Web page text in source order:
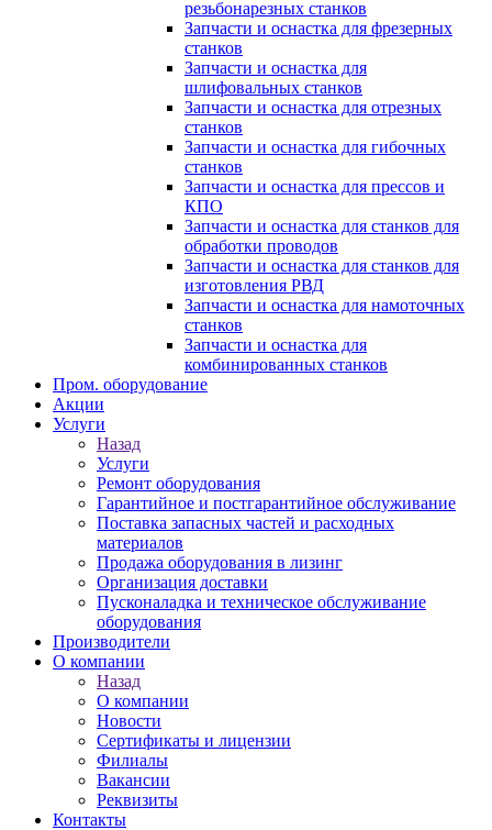
резьбонарезных станков
Запчасти и оснастка для фрезерных
станков
Запчасти и оснастка для
шлифовальных станков
Запчасти и оснастка для отрезных
станков
Запчасти и оснастка для гибочных
станков
Запчасти и оснастка для прессов и
КПО
Запчасти и оснастка для станков для
обработки проводов
Запчасти и оснастка для станков для
изготовления РВД
Запчасти и оснастка для намоточных
станков
Запчасти и оснастка для
комбинированных станков
Пром. оборудование
Акции
Услуги
Назад
Услуги
Ремонт оборудования
Гарантийное и постгарантийное обслуживание
Поставка запасных частей и расходных
материалов
Продажа оборудования в лизинг
Организация доставки
Пусконаладка и техническое обслуживание
оборудования
Производители
О компании
Назад
О компании
Новости
Сертификаты и лицензии
Филиалы
Вакансии
Реквизиты
Контакты